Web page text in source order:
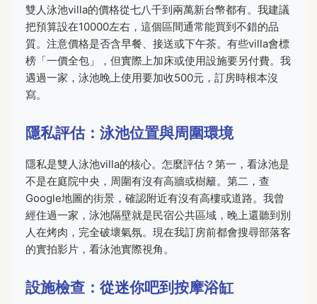
雙人泳池villa的價格從七八千到兩萬新台幣都有。我建議
把預算設在10000左右，這個區間通常能買到不錯的品
質。注意價格是否含早餐、接送或下午茶。有些villa會標
榜「一價全包」，但實際上加床或使用設施要另付費。我
遇過一家，泳池晚上使用要加收500元，訂房時根本沒
寫。
隱私評估：泳池位置與周圍環境
隱私是雙人泳池villa的核心。怎麼評估？第一，看泳池是
不是在庭院中央，周圍有沒有高牆或樹籬。第二，查
Google地圖的街景，確認附近有沒有高樓或道路。我曾
經住過一家，泳池隔壁就是民宿公共區域，晚上還聽到別
人在烤肉，完全破壞氣氛。現在我訂房前都會搜尋部落客
的實拍影片，看泳池實際視角。
設施檢查：從迷你吧到按摩浴缸